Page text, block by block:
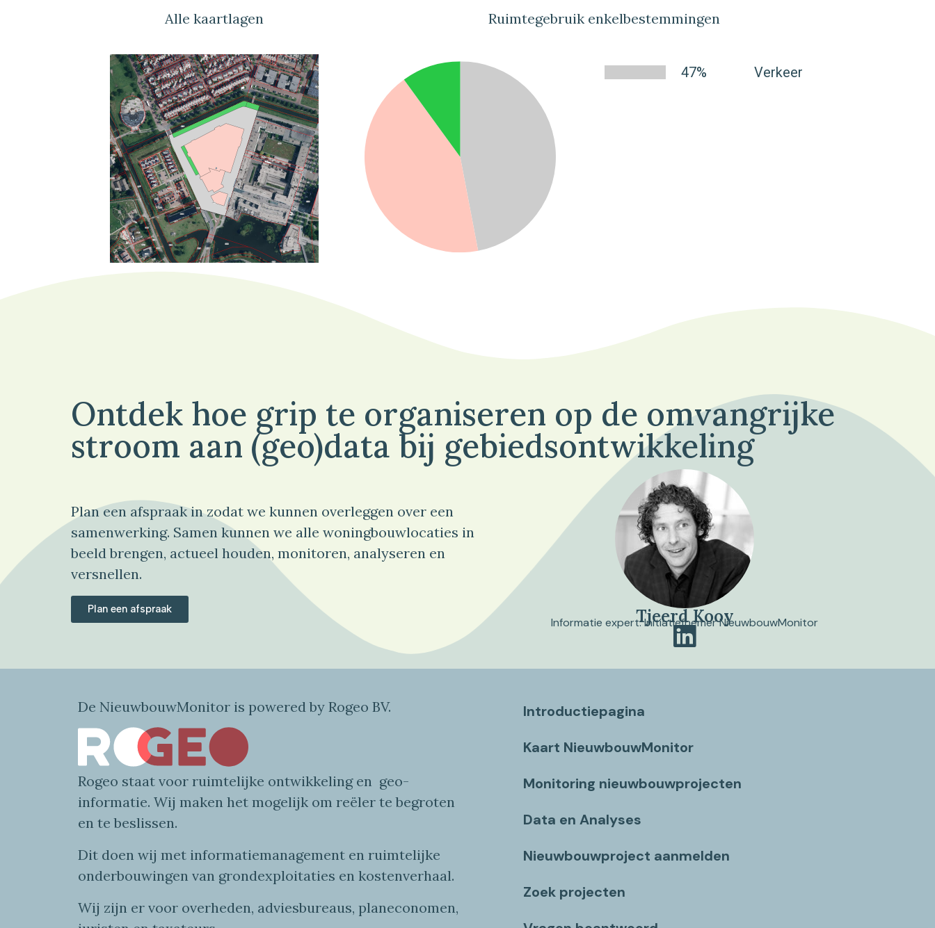
Alle kaartlagen Ruimtegebruik enkelbestemmingen
47% Verkeer
Ontdek hoe grip te organiseren op de omvangrijke
stroom aan (geo)data bij gebiedsontwikkeling
Plan een afspraak in zodat we kunnen overleggen over een
samenwerking. Samen kunnen we alle woningbouwlocaties in
beeld brengen, actueel houden, monitoren, analyseren en
versnellen.
Plan een afspraak Tjeerd Kooy
Informatie expert. Initiatiefnemer NieuwbouwMonitor
De NieuwbouwMonitor is powered by Rogeo BV.
Rogeo staat voor ruimtelijke ontwikkeling en geo-
informatie. Wij maken het mogelijk om reëler te begroten
en te beslissen.
Dit doen wij met informatiemanagement en ruimtelijke
onderbouwingen van grondexploitaties en kostenverhaal.
Wij zijn er voor overheden, adviesbureaus, planeconomen,
Introductiepagina
Kaart NieuwbouwMonitor
Monitoring nieuwbouwprojecten
Data en Analyses
Nieuwbouwproject aanmelden
Zoek projecten